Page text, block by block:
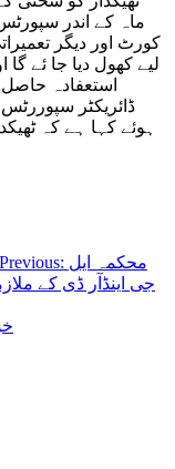
ماہ کے اندر
کورٹ اور دیگر
لیے کھول دیا جا ئے
استعفادہ
ڈائریکٹر
ہوئے کہا ہے کہ
Previous:
جی اینڈآر ڈی کے